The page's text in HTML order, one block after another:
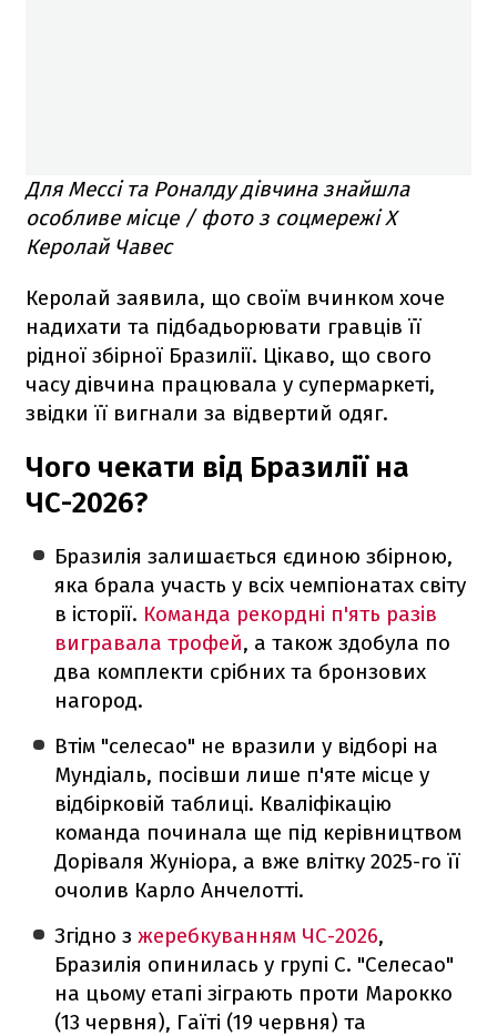
Для Мессі та Роналду дівчина знайшла
особливе місце / фото з соцмережі X
Керолай Чавес
Керолай заявила, що своїм вчинком хоче
надихати та підбадьорювати гравців її
рідної збірної Бразилії. Цікаво, що свого
часу дівчина працювала у супермаркеті,
звідки її вигнали за відвертий одяг.
Чого чекати від Бразилії на
ЧС-2026?
Бразилія залишається єдиною збірною,
яка брала участь у всіх чемпіонатах світу
в історії. Команда рекордні п'ять разів
вигравала трофей, а також здобула по
два комплекти срібних та бронзових
нагород.
Втім "селесао" не вразили у відборі на
Мундіаль, посівши лише п'яте місце у
відбірковій таблиці. Кваліфікацію
команда починала ще під керівництвом
Доріваля Жуніора, а вже влітку 2025-го її
очолив Карло Анчелотті.
Згідно зжеребкуванням ЧС-2026,
Бразилія опинилась у групі C. "Селесао"
на цьому етапі зіграють проти Марокко
(13 червня), Гаїті (19 червня) та